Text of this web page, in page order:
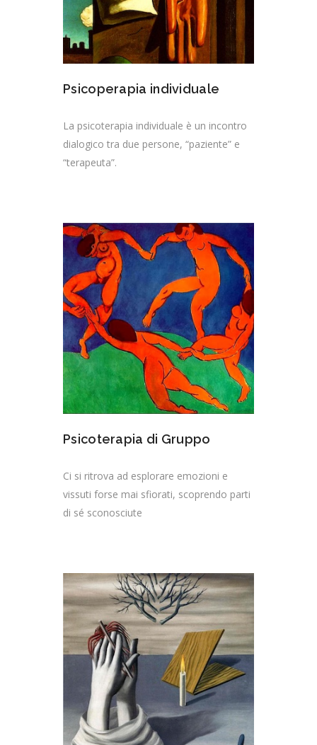
Psicoperapia individuale
La psicoterapia individuale è un incontro
dialogico tra due persone, “paziente” e
“terapeuta”.
Psicoterapia di Gruppo
Ci si ritrova ad esplorare emozioni e
vissuti forse mai sfiorati, scoprendo parti
di sé sconosciute